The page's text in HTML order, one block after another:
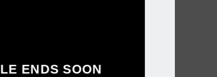
ENDS SOON